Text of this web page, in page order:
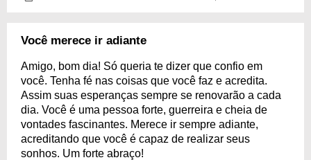
Você merece ir adiante
Amigo, bom dia! Só queria te dizer que confio em
você. Tenha fé nas coisas que você faz e acredita.
Assim suas esperanças sempre se renovarão a cada
dia. Você é uma pessoa forte, guerreira e cheia de
vontades fascinantes. Merece ir sempre adiante,
acreditando que você é capaz de realizar seus
sonhos. Um forte abraço!